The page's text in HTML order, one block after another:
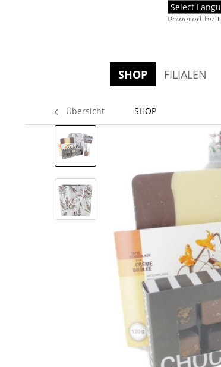
Powered by
SHOP FILIALEN
Übersicht SHOP